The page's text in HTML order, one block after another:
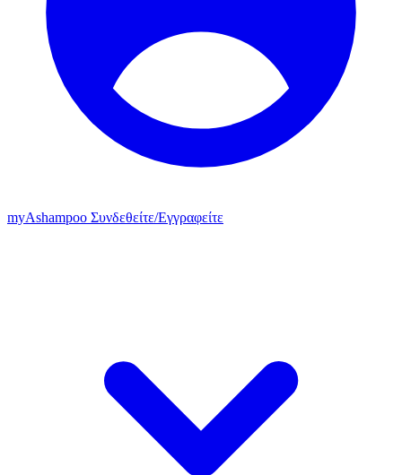
myAshampoo Συνδεθείτε/Εγγραφείτε